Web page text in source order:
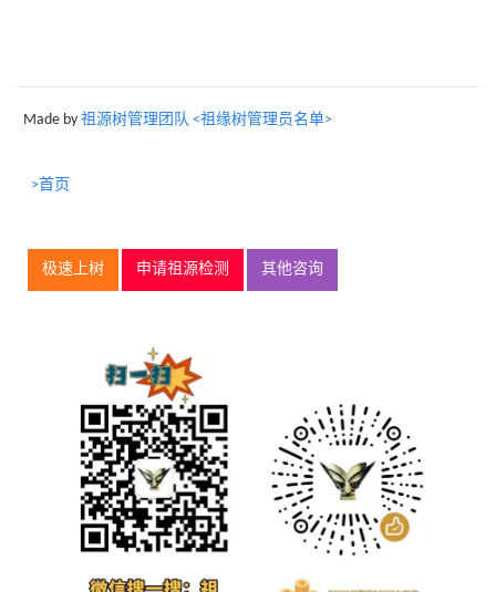
Made by 祖源树管理团队 <祖缘树管理员名单>
>首页
极速上树 申请祖源检测 其他咨询